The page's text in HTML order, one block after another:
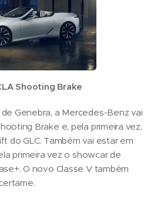
Shooting Brake
Genebra, a Mercedes-Benz vai
Brake e, pela primeira vez,
do GLC. Também vai estar em
primeira vez o showcar de
O novo Classe V também